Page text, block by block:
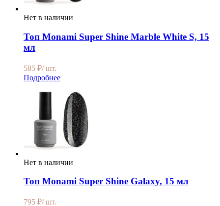
Нет в наличии
Топ Monami Super Shine Marble White S, 15
мл
585 ₽/ шт.
Подробнее
Нет в наличии
Топ Monami Super Shine Galaxy, 15 мл
795 ₽/ шт.